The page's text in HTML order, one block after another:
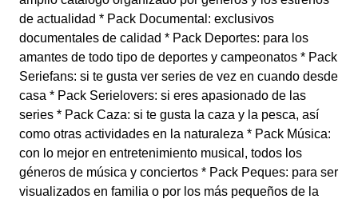
de actualidad * Pack Documental: exclusivos
documentales de calidad * Pack Deportes: para los
amantes de todo tipo de deportes y campeonatos * Pack
Seriefans: si te gusta ver series de vez en cuando desde
casa * Pack Serielovers: si eres apasionado de las
series * Pack Caza: si te gusta la caza y la pesca, así
como otras actividades en la naturaleza * Pack Música:
con lo mejor en entretenimiento musical, todos los
géneros de música y conciertos * Pack Peques: para ser
visualizados en familia o por los más pequeños de la